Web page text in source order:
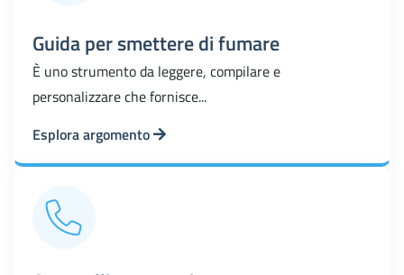
Guida per smettere di fumare
È uno strumento da leggere, compilare e
personalizzare che fornisce...
Esplora argomento